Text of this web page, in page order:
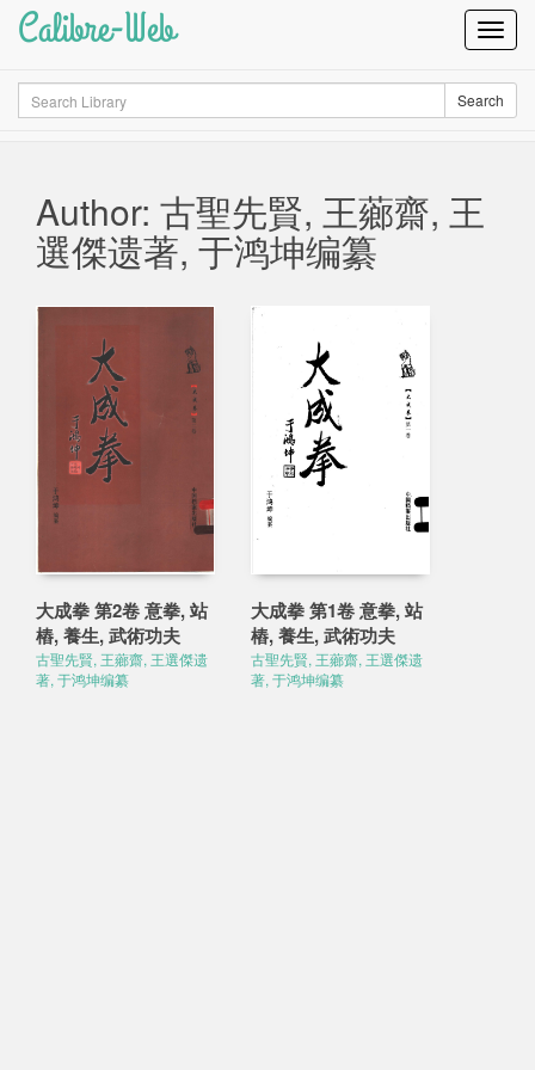
Calibre-Web
Search Search
Author: 古聖先賢, 王薌齋, 王
選傑遗著, 于鸿坤编纂
大成拳 第2卷 意拳, 站
樁, 養生, 武術功夫
古聖先賢, 王薌齋, 王選傑遗
著, 于鸿坤编纂
大成拳 第1卷 意拳, 站
樁, 養生, 武術功夫
古聖先賢, 王薌齋, 王選傑遗
著, 于鸿坤编纂